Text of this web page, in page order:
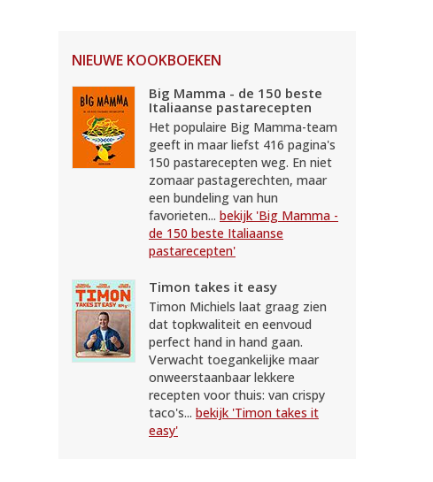
NIEUWE KOOKBOEKEN
Big Mamma - de 150 beste
Italiaanse pastarecepten
Het populaire Big Mamma-team
geeft in maar liefst 416 pagina's
150 pastarecepten weg. En niet
zomaar pastagerechten, maar
een bundeling van hun
favorieten... bekijk 'Big Mamma -
de 150 beste Italiaanse
pastarecepten'
Timon takes it easy
Timon Michiels laat graag zien
dat topkwaliteit en eenvoud
perfect hand in hand gaan.
Verwacht toegankelijke maar
onweerstaanbaar lekkere
recepten voor thuis: van crispy
taco's... bekijk 'Timon takes it
easy'